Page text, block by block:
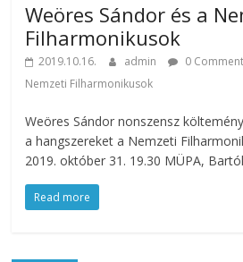
Weöres Sándor és a
Filharmonikusok
2019.10.16. admin 0
Nemzeti Filharmonikusok
Weöres Sándor nonszensz
a hangszereket a Nemzeti
2019. október 31. 19.30 MÜPA,
Read more